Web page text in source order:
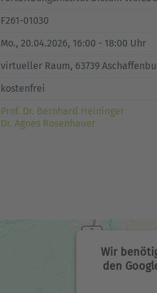
F261-01030
Mo., 20.04.2026, 16:00 - 18:00 Uhr
virtueller Raum, 63739
kostenfrei
Prof. Dr. Bernhard Heininger
Dr. Agnes Rosenhauer
Wir
den